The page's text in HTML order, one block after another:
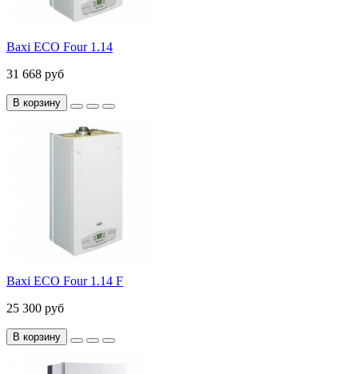
Baxi ECO Four 1.14
31 668 руб
В корзину
Baxi ECO Four 1.14 F
25 300 руб
В корзину